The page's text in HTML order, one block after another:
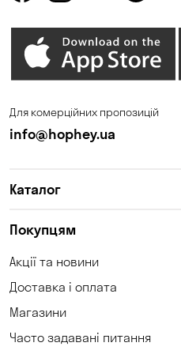
Дніпро
Кам'янське
Корсунці
Коцюбинське
Для комерційних пропозицій
info@hophey.ua
Каталог
Покупцям
Акції та новини
Доставка і оплата
Магазини
Часто задавані питання